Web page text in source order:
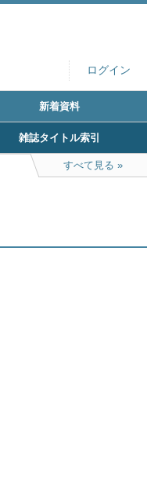
ログイン
新着資料
雑誌タイトル索引
すべて見る